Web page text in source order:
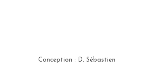
Conception : D. Sébastien